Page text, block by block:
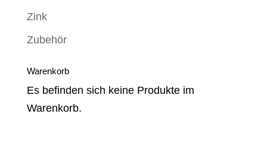
Zink
Zubehör
Warenkorb
Es befinden sich keine Produkte im
Warenkorb.